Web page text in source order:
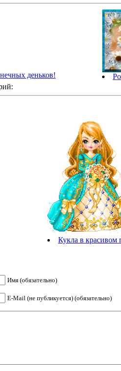
деньков!
Кукла в красивом
Имя (обязательно)
E-Mail (не публикуется) (обязательно)